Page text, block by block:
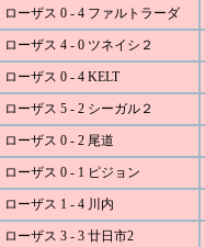
ローザス 0 - 4 ファルトラーダ
ローザス 4 - 0 ツネイシ２
ローザス 0 - 4 KELT
ローザス 5 - 2 シーガル２
ローザス 0 - 2 尾道
ローザス 0 - 1 ピジョン
ローザス 1 - 4 川内
ローザス 3 - 3 廿日市2